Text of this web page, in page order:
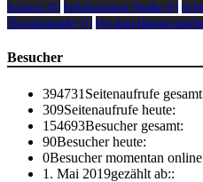
Scheele (6) Schillerslager Straße (6)
Theodorstraße (5) Vor dem
Besucher
394731 Seitenaufrufe
309Seitenaufrufe heute:
154693Besucher gesamt:
90Besucher heute:
0Besucher momentan
1. Mai 2019gezählt ab::